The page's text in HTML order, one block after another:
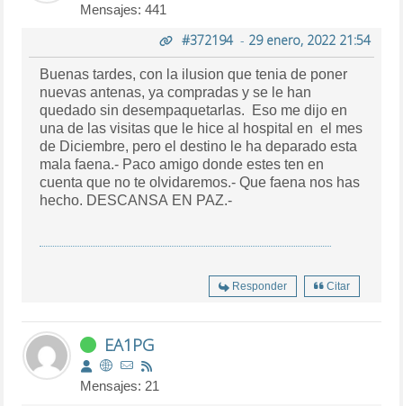
Mensajes: 441
#372194- 29 enero, 2022 21:54
Buenas tardes, con la ilusion que tenia de poner
nuevas antenas, ya compradas y se le han
quedado sin desempaquetarlas. Eso me dijo en
una de las visitas que le hice al hospital en el mes
de Diciembre, pero el destino le ha deparado esta
mala faena.- Paco amigo donde estes ten en
cuenta que no te olvidaremos.- Que faena nos has
hecho. DESCANSA EN PAZ.-
Responder Citar
EA1PG
Mensajes: 21